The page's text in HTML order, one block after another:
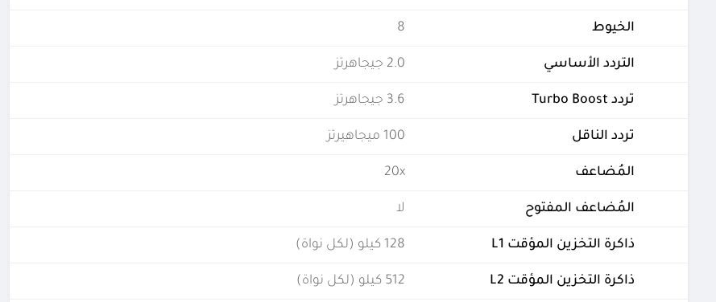
الخيوط 8
التردد الأساسي 2.0 جيجاهرتز
تردد Turbo Boost 3.6 جيجاهرتز
تردد الناقل 100 ميجاهيرتز
المُضاعف 20x
المُضاعف المفتوح لا
ذاكرة التخزين المؤقت L1 128 كيلو (لكل نواة)
ذاكرة التخزين المؤقت L2 512 كيلو (لكل نواة)